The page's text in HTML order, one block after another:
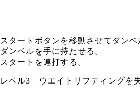
スタートボタンを移動させてダンベ
ダンベルを手に持たせる。
スタートを連打する。
レベル3 ウエイトリフティングを